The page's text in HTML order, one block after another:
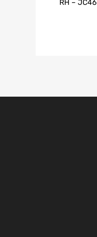
مرآة فورد F-MAX كاملة RH – JC46